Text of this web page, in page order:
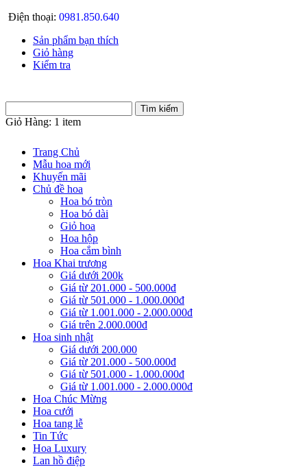
Điện thoại: 0981.850.640
Sản phẩm bạn thích
Giỏ hàng
Kiểm tra
Giỏ Hàng: 1 item
Trang Chủ
Mẫu hoa mới
Khuyến mãi
Chủ đề hoa
Hoa bó tròn
Hoa bó dài
Giỏ hoa
Hoa hộp
Hoa cắm bình
Hoa Khai trương
Giá dưới 200k
Giá từ 201.000 - 500.000đ
Giá từ 501.000 - 1.000.000đ
Giá từ 1.001.000 - 2.000.000đ
Giá trên 2.000.000đ
Hoa sinh nhật
Giá dưới 200.000
Giá từ 201.000 - 500.000đ
Giá từ 501.000 - 1.000.000đ
Giá từ 1.001.000 - 2.000.000đ
Hoa Chúc Mừng
Hoa cưới
Hoa tang lễ
Tin Tức
Hoa Luxury
Lan hồ điệp